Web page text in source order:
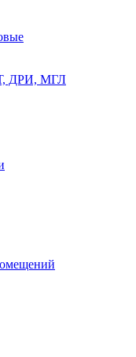
ДРИ, МГЛ